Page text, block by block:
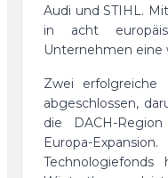
Audi und STIHL.
in acht
Unternehmen eine
Zwei erfolgreiche
abgeschlossen,
die DACH-
Europa-